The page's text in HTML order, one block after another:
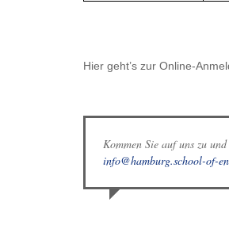
Hier geht’s zur Online-
Kommen Sie auf uns zu
info@hamburg.school-of-